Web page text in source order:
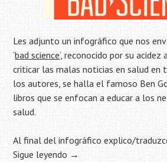
Les adjunto un infográfico que nos
‘bad science‘, reconocido por su
criticar las malas noticias en salud en
los autores, se halla el famoso Ben
libros que se enfocan a educar a los
salud.
Al final del infográfico explico/
Sigue leyendo →